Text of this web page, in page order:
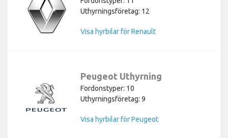
Uthyrningsföretag: 12
Visa hyrbilar för Renault
Peugeot Uthyrning
Fordonstyper: 10
Uthyrningsföretag: 9
Visa hyrbilar för Peugeot